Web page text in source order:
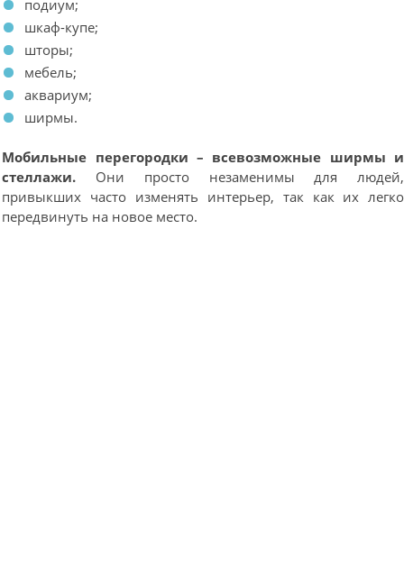
подиум;
шкаф-купе;
шторы;
мебель;
аквариум;
ширмы.
Мобильные перегородки – всевозможные ширмы и
стеллажи. Они просто незаменимы для людей,
привыкших часто изменять интерьер, так как их легко
передвинуть на новое место.